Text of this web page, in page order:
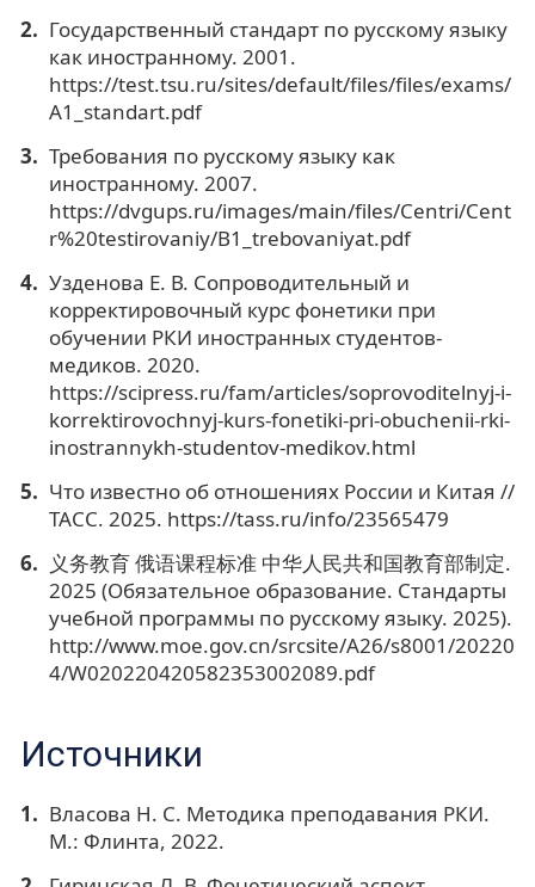
Государственный стандарт по русскому языку
как иностранному. 2001.
https://test.tsu.ru/sites/default/files/files/exams/
A1_standart.pdf
Требования по русскому языку как
иностранному. 2007.
https://dvgups.ru/images/main/files/Centri/Cent
r%20testirovaniy/B1_trebovaniyat.pdf
Узденова Е. В. Сопроводительный и
корректировочный курс фонетики при
обучении РКИ иностранных студентов-
медиков. 2020.
https://scipress.ru/fam/articles/soprovoditelnyj-i-
korrektirovochnyj-kurs-fonetiki-pri-obuchenii-rki-
inostrannykh-studentov-medikov.html
Что известно об отношениях России и Китая //
ТАСС. 2025. https://tass.ru/info/23565479
义务教育 俄语课程标准 中华人民共和国教育部制定.
2025 (Обязательное образование. Стандарты
учебной программы по русскому языку. 2025).
http://www.moe.gov.cn/srcsite/A26/s8001/20220
4/W020220420582353002089.pdf
Источники
Власова Н. С. Методика преподавания РКИ.
М.: Флинта, 2022.